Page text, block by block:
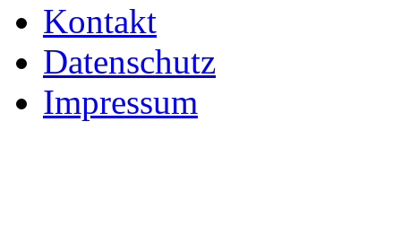
Kontakt
Datenschutz
Impressum